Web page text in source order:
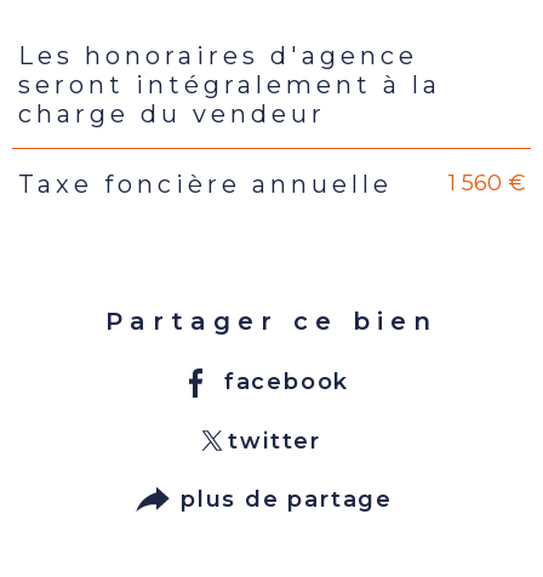
Caractéristiques Valeurs
Les honoraires d'agence
seront intégralement à la
charge du vendeur
Taxe foncière annuelle 1 560 €
Partager ce bien
facebook
twitter
plus de partage